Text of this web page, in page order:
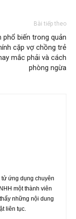
Bài tiếp theo
phổ biến trong quản
cặp vợ chồng trẻ
mắc phải và cách
phòng ngừa
ứng dụng chuyên
một thành viên
những nội dung
liên tục.